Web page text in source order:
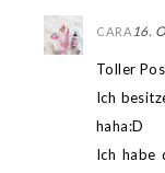
CARA16.
Toller
Ich
haha:D
Ich habe